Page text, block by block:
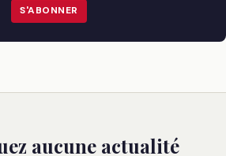
S'ABONNER
aucune actualité